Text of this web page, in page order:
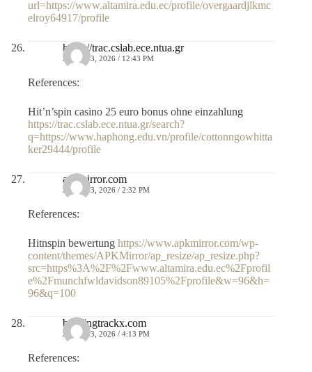
url=https://www.altamira.edu.ec/profile/overgaardjlkmc
elroy64917/profile
https://trac.cslab.ece.ntua.gr
JULIO 13, 2026 / 12:43 PM
References:
Hit’n’spin casino 25 euro bonus ohne einzahlung
https://trac.cslab.ece.ntua.gr/search?
q=https://www.haphong.edu.vn/profile/cottonngowhitta
ker29444/profile
apkmirror.com
JULIO 13, 2026 / 2:32 PM
References:
Hitnspin bewertung https://www.apkmirror.com/wp-
content/themes/APKMirror/ap_resize/ap_resize.php?
src=https%3A%2F%2Fwww.altamira.edu.ec%2Fprofil
e%2Fmunchfwldavidson89105%2Fprofile&w=96&h=
96&q=100
backingtrackx.com
JULIO 13, 2026 / 4:13 PM
References: